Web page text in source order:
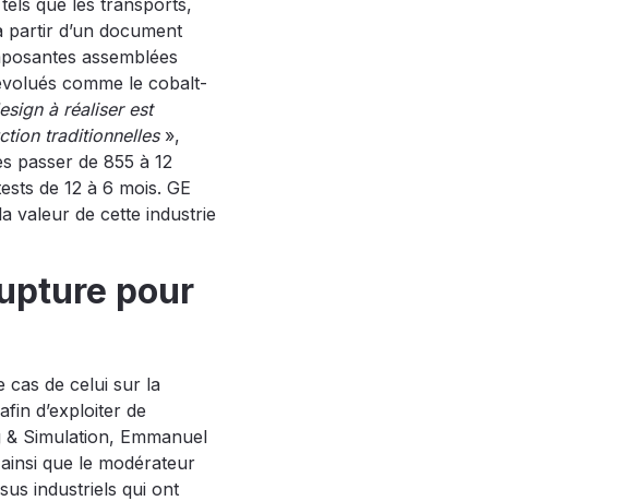
que les transports,
partir d’un document
assemblées
comme le cobalt-
à réaliser est
traditionnelles »,
passer de 855 à 12
de 12 à 6 mois. GE
valeur de cette industrie
pour
cas de celui sur la
d’exploiter de
Simulation, Emmanuel
que le modérateur
industriels qui ont